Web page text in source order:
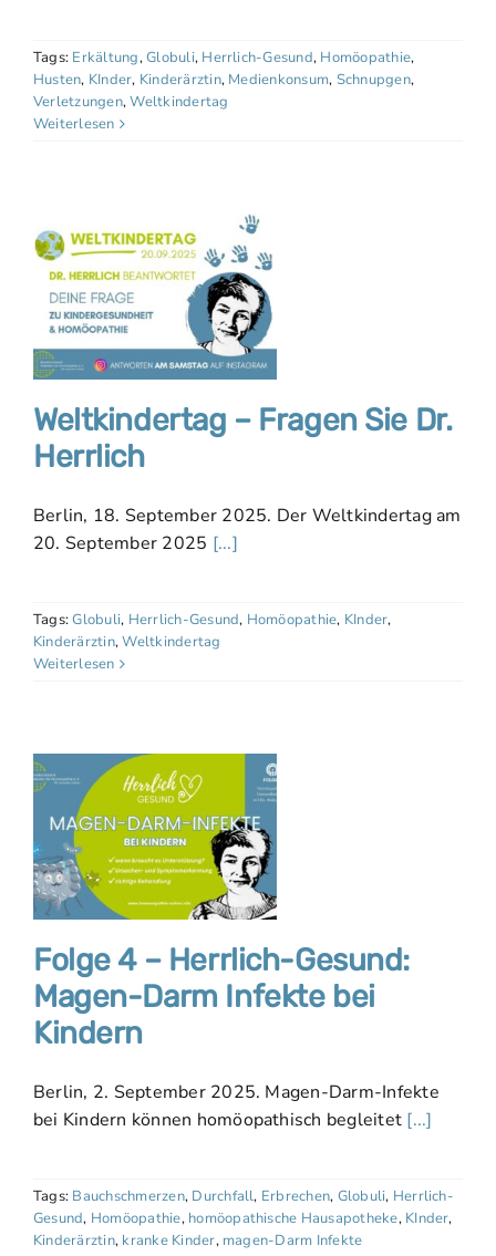
Tags: Erkältung,Globuli, Herrlich-Gesund, Homöopathie,
Husten, KInder, Kinderärztin, Medienkonsum, Schnupgen,
Verletzungen,Weltkindertag
Weiterlesen
Weltkindertag – Fragen Sie Dr.
Herrlich
Berlin, 18. September 2025. Der Weltkindertag am
20. September 2025 [...]
Tags:Globuli, Herrlich-Gesund, Homöopathie, KInder,
Kinderärztin,Weltkindertag
Weiterlesen
Folge 4 – Herrlich-Gesund:
Magen-Darm Infekte bei
Kindern
Berlin, 2. September 2025. Magen-Darm-Infekte
bei Kindern können homöopathisch begleitet [...]
Tags: Bauchschmerzen, Durchfall, Erbrechen, Globuli, Herrlich-
Gesund, Homöopathie, homöopathische Hausapotheke, KInder,
Kinderärztin, kranke Kinder, magen-Darm Infekte